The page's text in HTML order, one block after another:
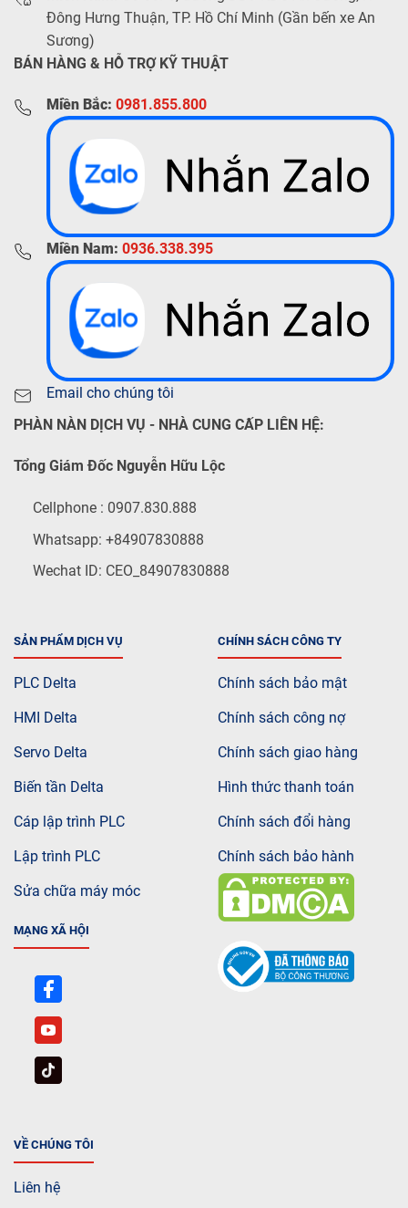
Đông Hưng Thuận, TP. Hồ Chí Minh (Gần bến xe An
Sương)
BÁN HÀNG & HỖ TRỢ KỸ THUẬT
Miền Bắc: 0981.855.800
Miền Nam: 0936.338.395
Email cho chúng tôi
PHÀN NÀN DỊCH VỤ - NHÀ CUNG CẤP LIÊN HỆ:
Tổng Giám Đốc Nguyễn Hữu Lộc
Cellphone : 0907.830.888
Whatsapp: +84907830888
Wechat ID: CEO_84907830888
SẢN PHẨM DỊCH VỤ
PLC Delta
HMI Delta
Servo Delta
Biến tần Delta
Cáp lập trình PLC
Lập trình PLC
Sửa chữa máy móc
MẠNG XÃ HỘI
CHÍNH SÁCH CÔNG TY
Chính sách bảo mật
Chính sách công nợ
Chính sách giao hàng
Hình thức thanh toán
Chính sách đổi hàng
Chính sách bảo hành
VỀ CHÚNG TÔI
Liên hệ